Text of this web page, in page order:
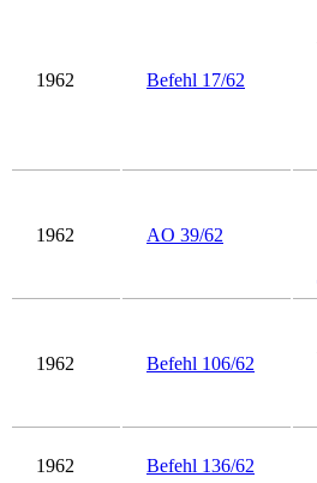
1962 Befehl 17/62
1962 AO 39/62
1962 Befehl 106/62
1962 Befehl 136/62